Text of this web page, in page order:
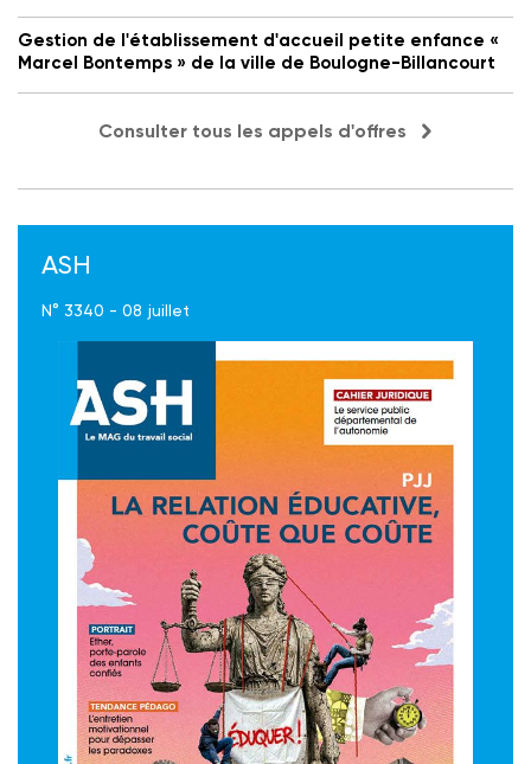
Gestion de l'établissement d'accueil petite enfance «
Marcel Bontemps » de la ville de Boulogne-Billancourt
Consulter tous les appels d'offres
ASH
N° 3340 - 08 juillet